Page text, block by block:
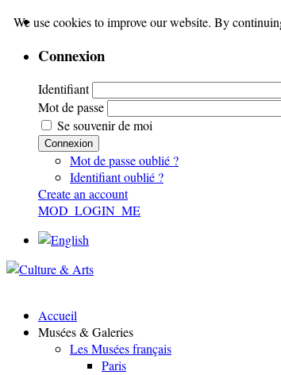
Connexion
Identifiant
Mot de passe
Se souvenir de moi
Connexion
Mot de passe oublié ?
Identifiant oublié ?
Create an account
MOD_LOGIN_ME
Accueil
Musées & Galeries
Les Musées français
Paris
We use cookies to improve our website. By